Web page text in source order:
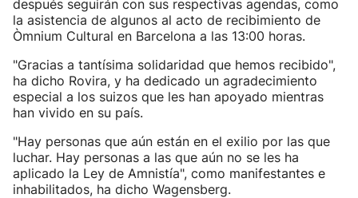
después seguirán con sus respectivas agendas, como
la asistencia de algunos al acto de recibimiento de
Òmnium Cultural en Barcelona a las 13:00 horas.
"Gracias a tantísima solidaridad que hemos recibido",
ha dicho Rovira, y ha dedicado un agradecimiento
especial a los suizos que les han apoyado mientras
han vivido en su país.
"Hay personas que aún están en el exilio por las que
luchar. Hay personas a las que aún no se les ha
aplicado la Ley de Amnistía", como manifestantes e
inhabilitados, ha dicho Wagensberg.